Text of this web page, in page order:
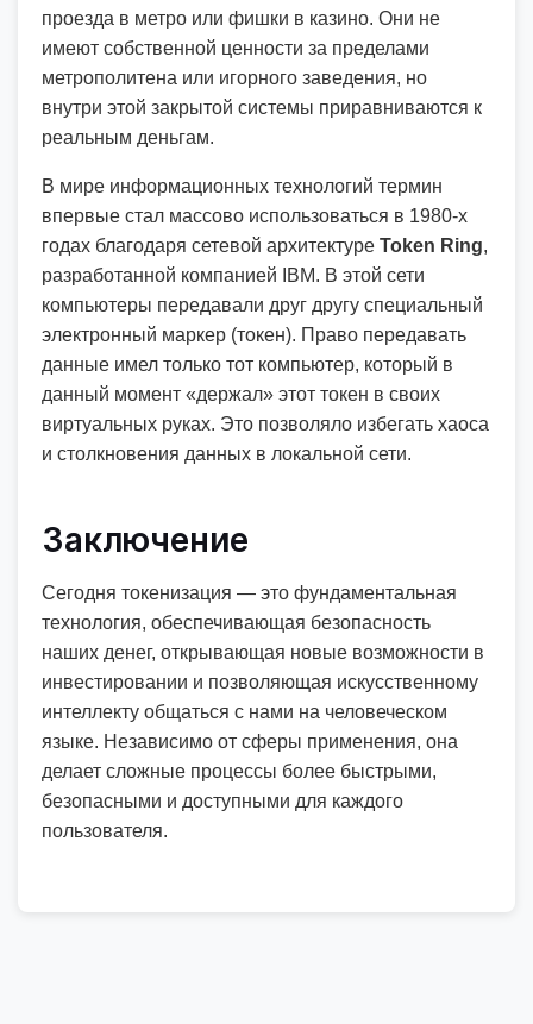
проезда в метро или фишки в казино. Они не
имеют собственной ценности за пределами
метрополитена или игорного заведения, но
внутри этой закрытой системы приравниваются к
реальным деньгам.
В мире информационных технологий термин
впервые стал массово использоваться в 1980-х
годах благодаря сетевой архитектуре Token Ring,
разработанной компанией IBM. В этой сети
компьютеры передавали друг другу специальный
электронный маркер (токен). Право передавать
данные имел только тот компьютер, который в
данный момент «держал» этот токен в своих
виртуальных руках. Это позволяло избегать хаоса
и столкновения данных в локальной сети.
Заключение
Сегодня токенизация — это фундаментальная
технология, обеспечивающая безопасность
наших денег, открывающая новые возможности в
инвестировании и позволяющая искусственному
интеллекту общаться с нами на человеческом
языке. Независимо от сферы применения, она
делает сложные процессы более быстрыми,
безопасными и доступными для каждого
пользователя.